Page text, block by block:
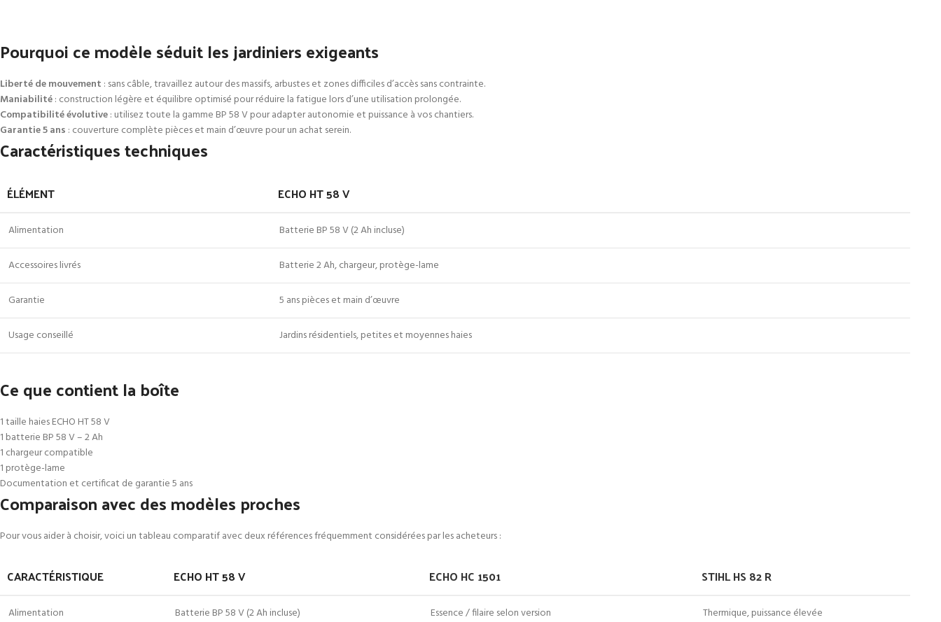
Pourquoi ce modèle séduit les jardiniers exigeants
Liberté de mouvement : sans câble, travaillez autour des massifs, arbustes et zones difficiles d’accès sans contrainte.
Maniabilité: construction légère et équilibre optimisé pour réduire la fatigue lors d’une utilisation prolongée.
Compatibilité évolutive: utilisez toute la gamme BP 58 V pour adapter autonomie et puissance à vos chantiers.
Garantie 5 ans : couverture complète pièces et main d’œuvre pour un achat serein.
Caractéristiques techniques
ÉLÉMENT ECHO HT 58 V
Alimentation Batterie BP 58 V (2 Ah incluse)
Accessoires livrés Batterie 2 Ah, chargeur, protège-lame
Garantie 5 ans pièces et main d’œuvre
Usage conseillé Jardins résidentiels, petites et moyennes haies
Ce que contient la boîte
1 taille haies ECHO HT 58 V
1 batterie BP 58 V – 2 Ah
1 chargeur compatible
1 protège-lame
Documentation et certificat de garantie 5 ans
Comparaison avec des modèles proches
Pour vous aider à choisir, voici un tableau comparatif avec deux références fréquemment considérées par les acheteurs :
CARACTÉRISTIQUE ECHO HT 58 V ECHO HC 1501 STIHL HS 82 R
Alimentation Batterie BP 58 V (2 Ah incluse) Essence / filaire selon version Thermique, puissance élevée